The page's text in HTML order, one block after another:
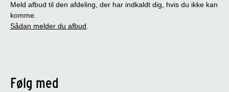
Meld afbud til den afdeling, der har indkaldt dig, hvis du ikke kan
komme.
Sådan melder du afbud.
Følg med